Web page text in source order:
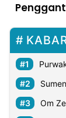
Insight
NTB
Suara
Time
Lens
IDN
Daily
Jogja
Jalan
Rakyat
Idealita
News
Kita
Notice
Radar
Baru
Seedbacklink
Follow
Kabarbaru
Om